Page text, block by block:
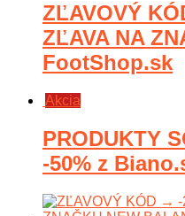
ZĽAVOVÝ
ZĽAVA NA
FootShop.sk
Akcia
PRODUKTY
-50% z